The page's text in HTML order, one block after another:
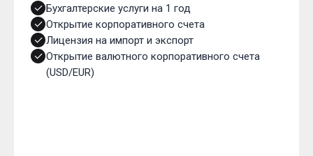
Бухгалтерские услуги на 1 год
Открытие корпоративного счета
Лицензия на импорт и экспорт
Открытие валютного корпоративного счета
(USD/EUR)